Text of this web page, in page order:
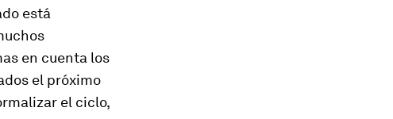
está
en cuenta los
el próximo
el ciclo,